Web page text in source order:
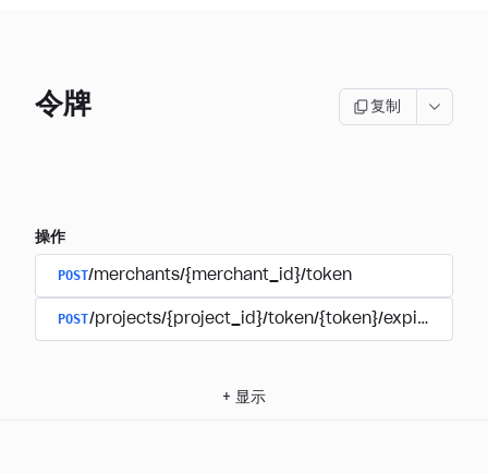
令牌 复制
操作
POST/merchants/{merchant_id}/token
POST/projects/{project_id}/token/{token}/expire
+ 显示